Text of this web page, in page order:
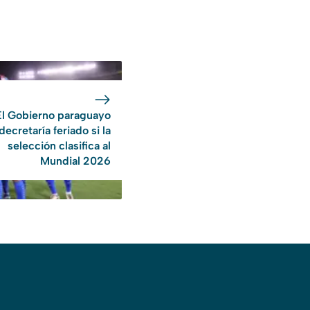
Gobierno paraguayo
feriado si la
selección clasifica al
Mundial 2026